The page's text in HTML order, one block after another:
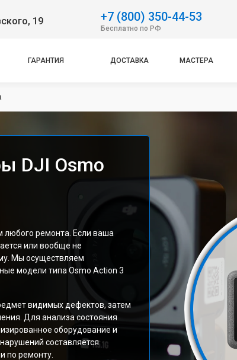
19 +7 (800) 350-44-53
Бесплатно по РФ
ГАРАНТИЯ ДОСТАВКА МАСТЕРА
DJI Osmo
ремонта. Если ваша
или вообще не
Мы осуществляем
модели типа Osmo Action 3
видимых дефектов, затем
Для анализа состояния
оборудование и
составляется
по ремонту.